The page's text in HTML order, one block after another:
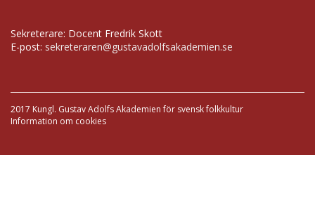
Sekreterare: Docent Fredrik Skott
E-post: sekreteraren@gustavadolfsakademien.se
2017 Kungl. Gustav Adolfs Akademien för svensk folkkultur
Information om cookies